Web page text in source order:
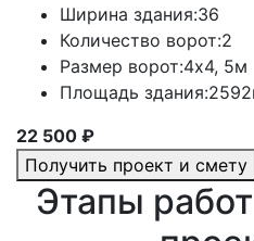
Ширина здания:36
Количество ворот:2
Размер ворот:4х4, 5м
Площадь здания:
22 500 ₽
Получить проект и смету
Этапы